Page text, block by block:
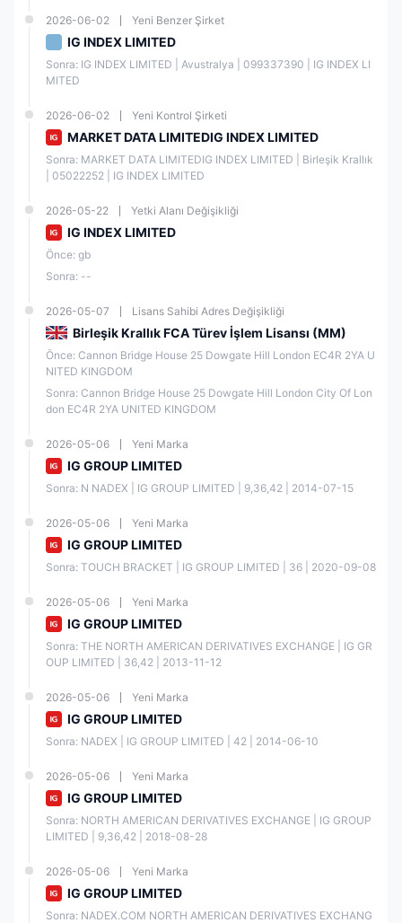
IG, kredi/kredi kartları ve banka transferleri aracılığıyla yatırım kabul
eder.
IG tarafından sunulan maksimum kaldıraç nedir?
IG hangi ticaret platformlarını sunar?
IG, L2 dealer, ProRealTime, MT4 ve TradingView sunar.
Risk Uyarısı
Çevrimiçi ticaretin potansiyel olarak yatırılan sermayenin
kaybedilmesi gibi inhernet riskleri bulunmaktadır. Tüm tüccarlar veya
yatırımcılar için uygun olmayabilir. Çevrimiçi ticarete başlamadan
önce bu riskleri anlamak ve kabul etmek önemlidir.
2026-06-02 Yeni Benzer Şirket
IG INDEX LIMITED
Sonra: IG INDEX LIMITED | Avustralya | 099337390 | IG INDEX LI
MITED
2026-06-02 Yeni Kontrol Şirketi
MARKET DATA LIMITEDIG INDEX LIMITED
Sonra: MARKET DATA LIMITEDIG INDEX LIMITED | Birleşik Krallık
| 05022252 | IG INDEX LIMITED
2026-05-22 Yetki Alanı Değişikliği
IG INDEX LIMITED
Önce: gb
Sonra: --
2026-05-07 Lisans Sahibi Adres Değişikliği
Birleşik Krallık FCA Türev İşlem Lisansı (MM)
Önce: Cannon Bridge House 25 Dowgate Hill London EC4R 2YA U
NITED KINGDOM
Sonra: Cannon Bridge House 25 Dowgate Hill London City Of Lon
don EC4R 2YA UNITED KINGDOM
2026-05-06 Yeni Marka
IG GROUP LIMITED
Sonra: N NADEX | IG GROUP LIMITED | 9,36,42 | 2014-07-15
2026-05-06 Yeni Marka
IG GROUP LIMITED
Sonra: TOUCH BRACKET | IG GROUP LIMITED | 36 | 2020-09-08
2026-05-06 Yeni Marka
IG GROUP LIMITED
Sonra: THE NORTH AMERICAN DERIVATIVES EXCHANGE | IG GR
OUP LIMITED | 36,42 | 2013-11-12
2026-05-06 Yeni Marka
IG GROUP LIMITED
Sonra: NADEX | IG GROUP LIMITED | 42 | 2014-06-10
2026-05-06 Yeni Marka
IG GROUP LIMITED
Sonra: NORTH AMERICAN DERIVATIVES EXCHANGE | IG GROUP
LIMITED | 9,36,42 | 2018-08-28
2026-05-06 Yeni Marka
IG GROUP LIMITED
Sonra: NADEX.COM NORTH AMERICAN DERIVATIVES EXCHANG